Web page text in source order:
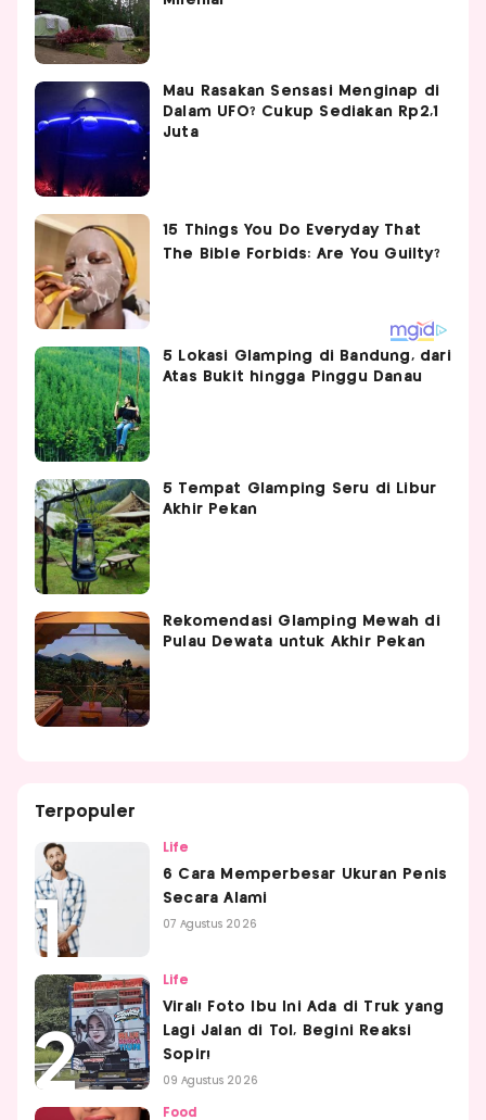
Mau Rasakan Sensasi Menginap di
Dalam UFO? Cukup Sediakan Rp2,1
Juta
5 Lokasi Glamping di Bandung, dari
Atas Bukit hingga Pinggu Danau
5 Tempat Glamping Seru di Libur
Akhir Pekan
Rekomendasi Glamping Mewah di
Pulau Dewata untuk Akhir Pekan
Terpopuler
Life
6 Cara Memperbesar Ukuran Penis
Secara Alami
07 Agustus 2026
Life
Viral! Foto Ibu Ini Ada di Truk yang
Lagi Jalan di Tol, Begini Reaksi
Sopir!
09 Agustus 2026
Food